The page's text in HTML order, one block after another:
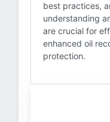
best practices,
understanding
are crucial for
enhanced oil
protection.